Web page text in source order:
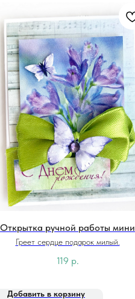
Открытка ручной работы мини
Греет сердце подарок милый.
119 р.
Добавить в корзину